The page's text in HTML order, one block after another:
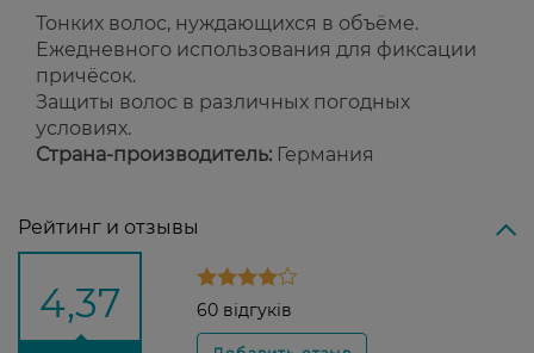
Тонких волос, нуждающихся в объёме.
Ежедневного использования для фиксации
причёсок.
Защиты волос в различных погодных
условиях.
Страна-производитель: Германия
Рейтинг и отзывы
4,37 60 відгуків